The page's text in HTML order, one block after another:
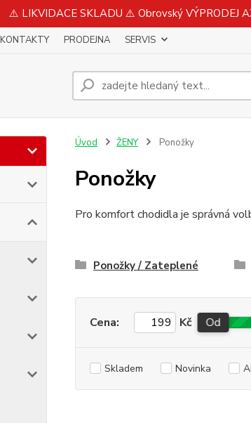
⚠️ LIKVIDACE SKLADU ⚠️ Obrovský VÝPRODEJ
KONTAKTY PRODEJNA SERVIS
Úvod ŽENY Ponožky
Ponožky
Pro komfort chodidla je správná
Ponožky / Zateplené
Cena: Kč Od
Skladem Novinka